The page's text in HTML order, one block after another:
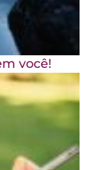
você!